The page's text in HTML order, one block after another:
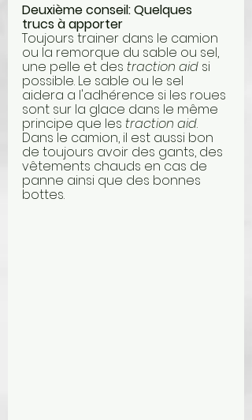
Deuxième conseil: Quelques
trucs à apporter
Toujours trainer dans le camion
ou la remorque du sable ou sel,
une pelle et des traction aid si
possible. Le sable ou le sel
aidera a l'adhérence si les roues
sont sur la glace dans le même
principe que les traction aid.
Dans le camion, il est aussi bon
de toujours avoir des gants, des
vêtements chauds en cas de
panne ainsi que des bonnes
bottes.